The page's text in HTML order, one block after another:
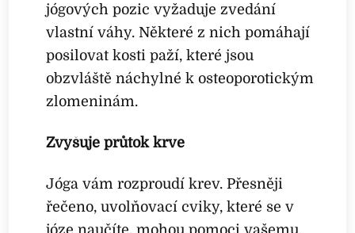
jógových pozic vyžaduje zvedání
vlastní váhy. Některé z nich pomáhají
posilovat kosti paží, které jsou
obzvláště náchylné k osteoporotickým
zlomeninám.
Zvyšuje průtok krve
Jóga vám rozproudí krev. Přesněji
řečeno, uvolňovací cviky, které se v